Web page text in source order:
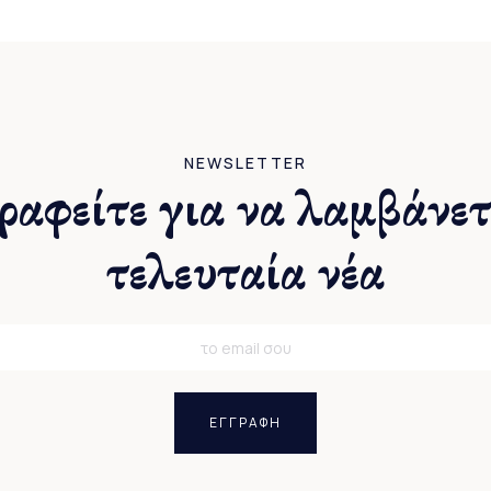
NEWSLETTER
για να
τελευταία νέα
ΕΓΓΡΑΦΗ